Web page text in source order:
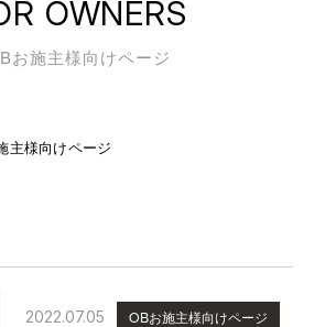
OWNERS
お施主様向けページ
主様向けページ
2022.07.05 OBお施主様向けページ